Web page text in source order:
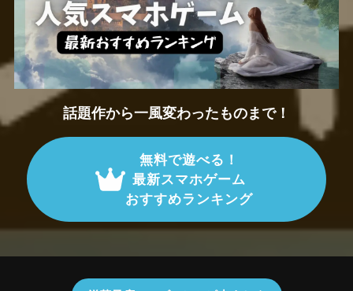
話題作から一風変わったものまで！
無料で遊べる！
最新スマホゲーム
おすすめランキング